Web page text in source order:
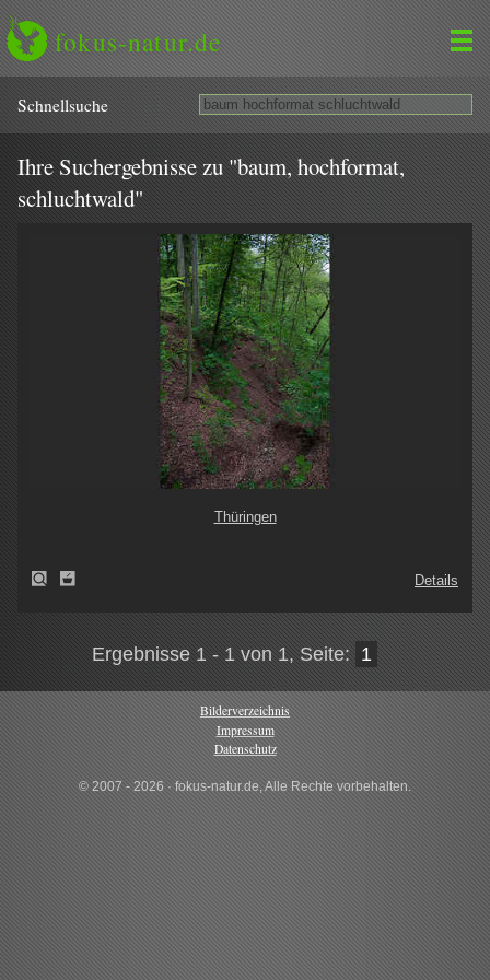
fokus-natur.de
Schnell­suche
Ihre Suchergebnisse zu "baum, hochformat,
schluchtwald"
Thüringen
Details
Ergebnisse 1 - 1 von 1, Seite: 1
Bilderverzeichnis
Impressum
Datenschutz
© 2007 - 2026 · fokus-natur.de, Alle Rechte vorbehalten.